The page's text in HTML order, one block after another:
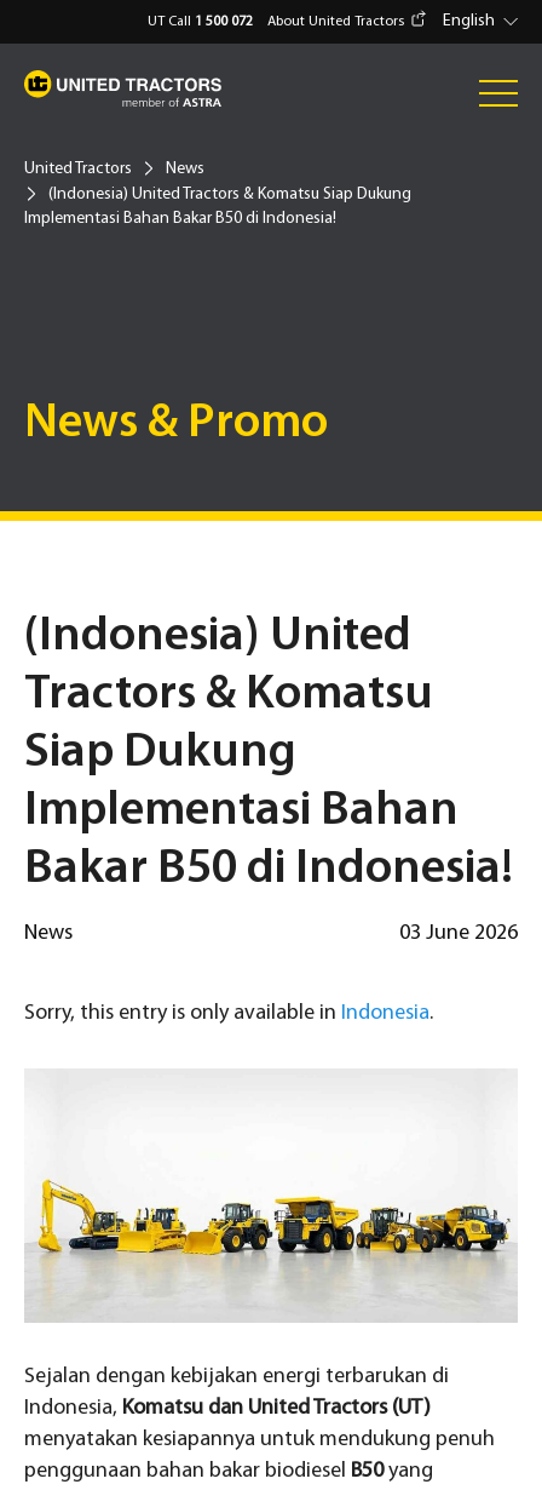
UT Call 1 500 072 About United Tractors English
United Tractors
News
(Indonesia) United Tractors & Komatsu Siap Dukung
Implementasi Bahan Bakar B50 di Indonesia!
News & Promo
(Indonesia) United
Tractors & Komatsu
Siap Dukung
Implementasi Bahan
Bakar B50 di Indonesia!
News 03 June 2026
Sorry, this entry is only available in Indonesia.
Sejalan dengan kebijakan energi terbarukan di
Indonesia, Komatsu dan United Tractors (UT)
menyatakan kesiapannya untuk mendukung penuh
penggunaan bahan bakar biodiesel B50yang